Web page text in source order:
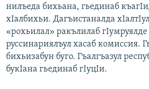
нилъеда бихьана, гьединаб
хIалбихьи. Дагъистаналда
«рохьилал» ракълилаб
руссинариялъул хасаб комиссия.
бихьизабун буго. Гъалгъазул
букIана гьединаб гIуцIи.